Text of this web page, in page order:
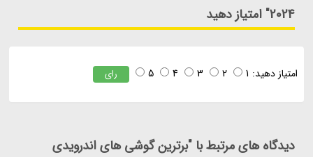
2024" امتیاز دهید
امتیاز دهید: 1
2
3
4
5 رای
دیدگاه های مرتبط با "برترین گوشی های اندرویدی